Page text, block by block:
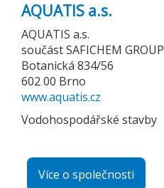
AQUATIS a.s.
AQUATIS a.s.
součást SAFICHEM GROUP
Botanická 834/56
602 00 Brno
www.aquatis.cz
Vodohospodářské stavby
Více o společnosti